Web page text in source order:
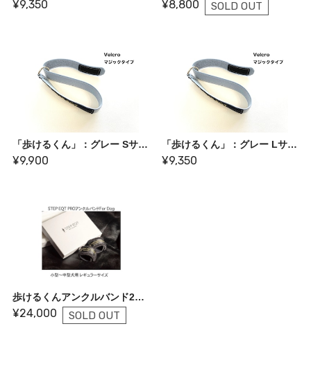
¥9,350 ¥8,800 SOLD OUT
「歩けるくん」：グレー Sサイズ
¥9,900
「歩けるくん」：グレー Lサイズ【旧価格】
¥9,350
歩けるくんアンクルバンド2個セット
¥24,000 SOLD OUT